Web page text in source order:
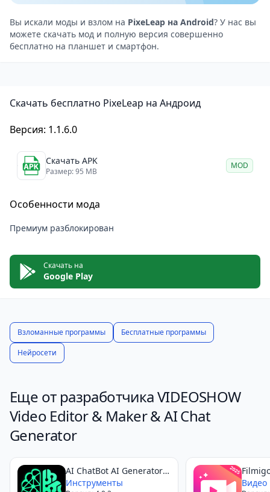
фотографии яркими и красочными, а также
изменить свой возраст на них. Это отличный
способ оживить воспоминания и сделать их более
яркими.
границы изображения, повернёт его в стороны,
высококачественные фотографии с помощью этой
передовой технологии искусственного интеллекта.
Множество фильтров
возраст», который поможет вам выглядеть свежо и
безупречно даже на старых фотографиях. Это
воспоминания.
С помощью PixeLeap вы сможете сохранить ваши
старые фотографии в высоком разрешении и
упустите шанс вернуть яркость и четкость вашим
воспоминаниям с помощью этого потрясающего
инструмента.
Вы искали моды и взлом на PixeLeap на Android? У нас вы
можете скачать мод и полную версия совершенно
бесплатно на планшет и смартфон.
Скачать бесплатно PixeLeap на Андроид
Версия: 1.1.6.0
Скачать APK
Размер: 95 MB
MOD
Особенности мода
Премиум разблокирован
Скачать на
Google Play
Взломанные программы
Бесплатные программы
Нейросети
Еще от разработчика VIDEOSHOW
Video Editor & Maker & AI Chat
Generator
AI ChatBot AI Generator
GPTalk
Инструменты
Видео